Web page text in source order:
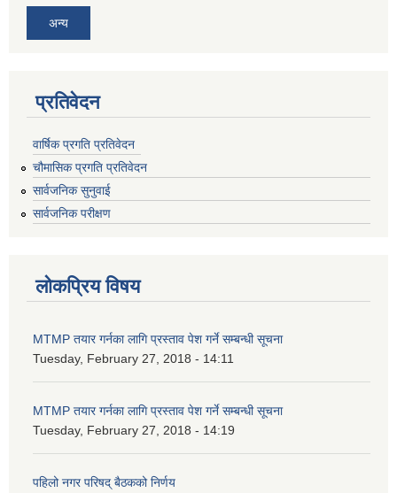
अन्य
प्रतिवेदन
वार्षिक प्रगति प्रतिवेदन
चौमासिक प्रगति प्रतिवेदन
सार्वजनिक सुनुवाई
सार्वजनिक परीक्षण
लोकप्रिय विषय
MTMP तयार गर्नका लागि प्रस्ताव पेश गर्ने सम्बन्धी सूचना
Tuesday, February 27, 2018 - 14:11
MTMP तयार गर्नका लागि प्रस्ताव पेश गर्ने सम्बन्धी सूचना
Tuesday, February 27, 2018 - 14:19
पहिलो नगर परिषद् बैठकको निर्णय